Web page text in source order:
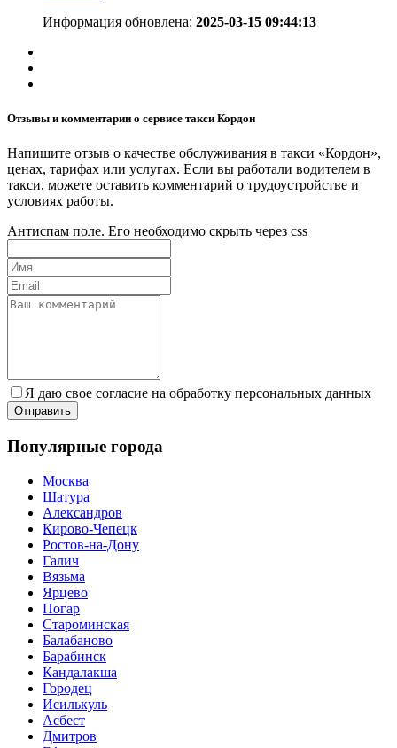
Информация обновлена: 2025-03-15 09:44:13
Отзывы и комментарии о сервисе такси Кордон
Напишите отзыв о качестве обслуживания в такси «Кордон»,
ценах, тарифах или услугах. Если вы работали водителем в
такси, можете оставить комментарий о трудоустройстве и
условиях работы.
Антиспам поле. Его необходимо скрыть через css
Я даю свое согласие на обработку персональных данных
Популярные города
Москва
Шатура
Александров
Кирово-Чепецк
Ростов-на-Дону
Галич
Вязьма
Ярцево
Погар
Староминская
Балабаново
Барабинск
Кандалакша
Городец
Исилькуль
Асбест
Дмитров